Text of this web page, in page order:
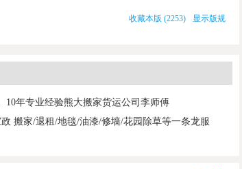
显示版规
收藏本版 (2253)
10年专业经验熊大搬家货运公司李师傅
，寄存打
搬家/退租/地毯/油漆/修墙/花园除草等一条龙服